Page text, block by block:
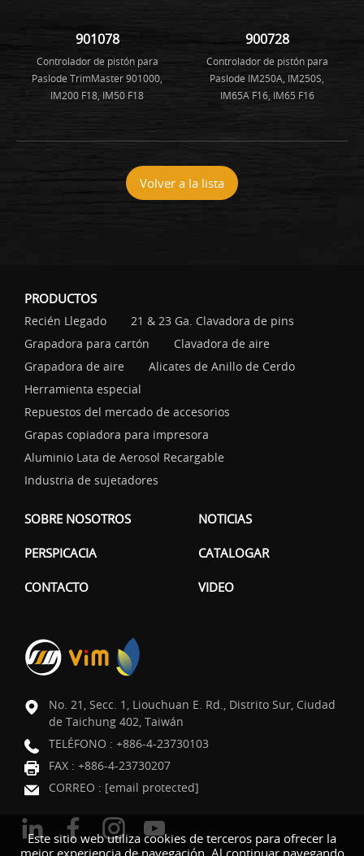
901078
Controlador de pistón para
Paslode TrimMaster 901000,
IM200 F18, IM50 F18
900728
Controlador de pistón para
Paslode IM250A, IM250S,
IM65A F16, IM65 F16
Volver a la lista
Este sitio web utiliza cookies de terceros para ofrecer la
mejor experiencia de navegación. Al continuar navegando
PRODUCTOS
Recién Llegado
21 & 23 Ga. Clavadora de pins
Grapadora para cartón
Clavadora de aire
Grapadora de aire
Alicates de Anillo de Cerdo
Herramienta especial
Repuestos del mercado de accesorios
Grapas copiadora para impresora
Aluminio Lata de Aerosol Recargable
Industria de sujetadores
SOBRE NOSOTROS NOTICIAS
PERSPICACIA CATALOGAR
CONTACTO VIDEO
No. 21, Secc. 1, Liouchuan E. Rd., Distrito Sur, Ciudad
de Taichung 402, Taiwán
TELÉFONO : +886-4-23730103
FAX : +886-4-23730207
CORREO : [email protected]